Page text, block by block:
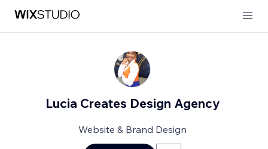
Lucia Creates Design Agency
Website & Brand Design